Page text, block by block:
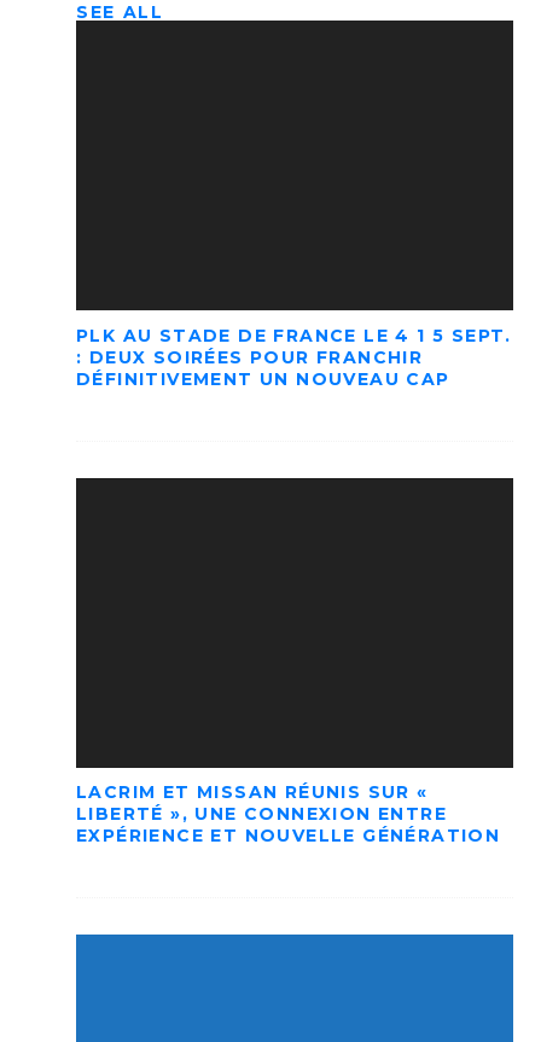
SEE ALL
PLK AU STADE DE FRANCE LE 4 1 5 SEPT.
: DEUX SOIRÉES POUR FRANCHIR
DÉFINITIVEMENT UN NOUVEAU CAP
LACRIM ET MISSAN RÉUNIS SUR «
LIBERTÉ », UNE CONNEXION ENTRE
EXPÉRIENCE ET NOUVELLE GÉNÉRATION